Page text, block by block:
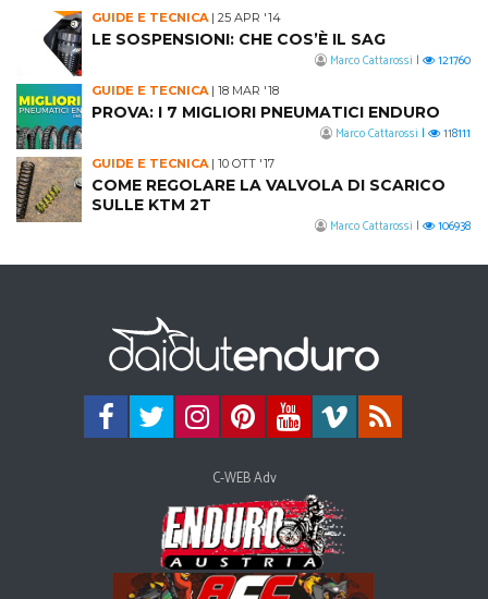
GUIDE E TECNICA| 25 APR '14
LE SOSPENSIONI: CHE COS’È IL SAG
Marco Cattarossi | 121760
GUIDE E TECNICA| 18 MAR '18
PROVA: I 7 MIGLIORI PNEUMATICI ENDURO
Marco Cattarossi | 118111
GUIDE E TECNICA| 10 OTT '17
COME REGOLARE LA VALVOLA DI SCARICO
SULLE KTM 2T
Marco Cattarossi | 106938
C-WEB Adv